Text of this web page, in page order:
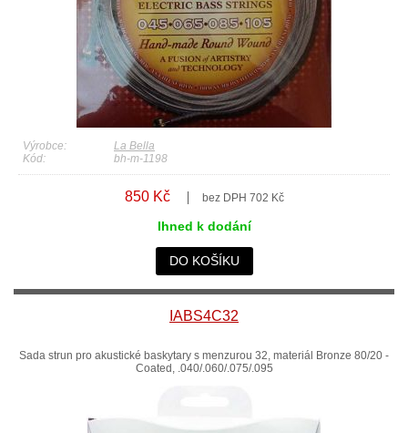
Výrobce:
La Bella
Kód:
bh-m-1198
850 Kč bez DPH 702 Kč
Ihned k dodání
DO KOŠÍKU
IABS4C32
Sada strun pro akustické baskytary s menzurou 32, materiál Bronze 80/20 -
Coated, .040/.060/.075/.095